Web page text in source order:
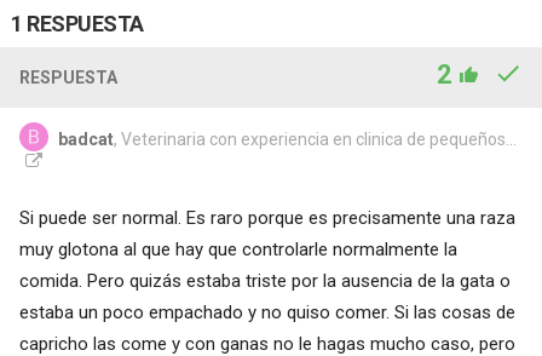
1 RESPUESTA
RESPUESTA 2
badcat, Veterinaria con experiencia en clinica de pequeños...
Si puede ser normal. Es raro porque es precisamente una raza
muy glotona al que hay que controlarle normalmente la
comida. Pero quizás estaba triste por la ausencia de la gata o
estaba un poco empachado y no quiso comer. Si las cosas de
capricho las come y con ganas no le hagas mucho caso, pero